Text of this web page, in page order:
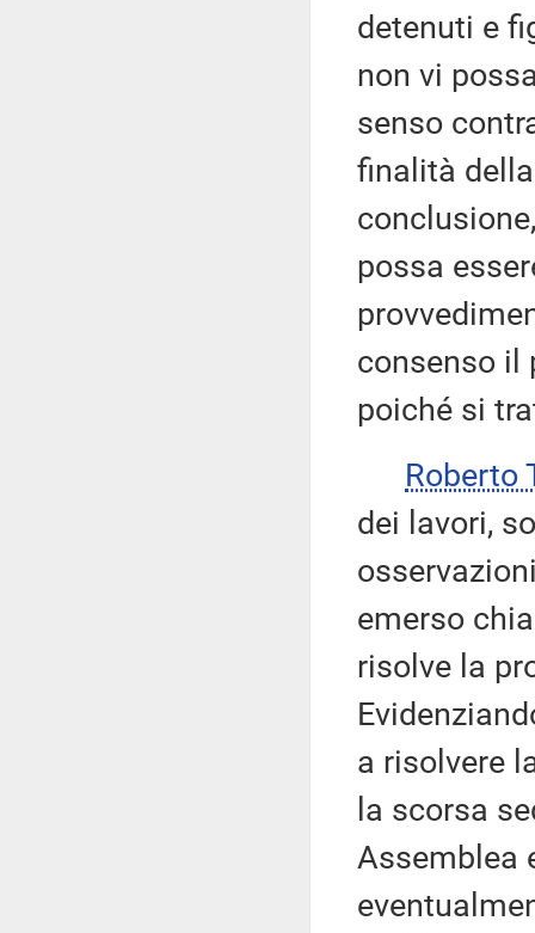
detenuti e
non vi
senso
finalità
possa
consenso il
poiché si
Roberto
dei lavori,
emerso
risolve la
a risolvere
la scorsa
Assemblea